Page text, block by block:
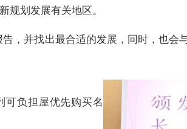
规划发展有关地区。
告，并找出最合适的发展，同时，也
可负担屋优先购买名